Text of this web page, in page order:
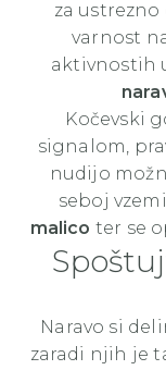
za ustrezno
varnost
aktivnostih
Kočevski
signalom,
nudijo
seboj
malico ter se
Naravo si
zaradi njih je